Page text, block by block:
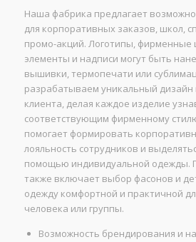
Наша фабрика предлагает
для корпоративных заказов, школ,
промо-акций. Логотипы, фирменные
элементы и надписи могут быть
вышивки, термопечати или
разрабатываем уникальный дизайн
клиента, делая каждое изделие
соответствующим фирменному
помогает формировать
лояльность сотрудников и
помощью индивидуальной одежды.
также включает выбор фасонов и
одежду комфортной и практичной
человека или группы.
Возможность брендирования и